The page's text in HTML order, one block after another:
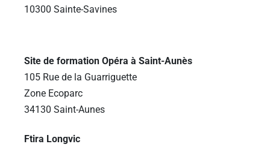
10300 Sainte-Savines
Site de formation Opéra à Saint-Aunès
105 Rue de la Guarriguette
Zone Ecoparc
34130 Saint-Aunes
Ftira Longvic